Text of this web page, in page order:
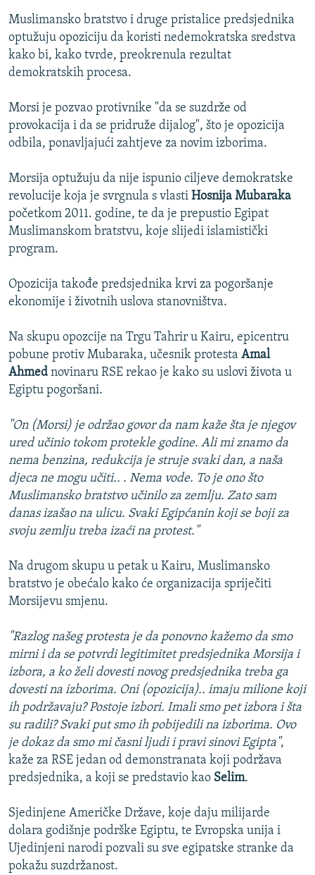
Muslimansko bratstvo i druge pristalice predsjednika
optužuju opoziciju da koristi nedemokratska sredstva
kako bi, kako tvrde, preokrenula rezultat
demokratskih procesa.
Morsi je pozvao protivnike "da se suzdrže od
provokacija i da se pridruže dijalog", što je opozicija
odbila, ponavljajući zahtjeve za novim izborima.
Morsija optužuju da nije ispunio ciljeve demokratske
revolucije koja je svrgnula s vlasti Hosnija Mubaraka
početkom 2011. godine, te da je prepustio Egipat
Muslimanskom bratstvu, koje slijedi islamistički
program.
Opozicija takođe predsjednika krvi za pogoršanje
ekonomije i životnih uslova stanovništva.
Na skupu opozcije na Trgu Tahrir u Kairu, epicentru
pobune protiv Mubaraka, učesnik protesta Amal
Ahmed novinaru RSE rekao je kako su uslovi života u
Egiptu pogoršani.
"On (Morsi) je održao govor da nam kaže šta je njegov
ured učinio tokom protekle godine. Ali mi znamo da
nema benzina, redukcija je struje svaki dan, a naša
djeca ne mogu učiti.. . Nema vode. To je ono što
Muslimansko bratstvo učinilo za zemlju. Zato sam
danas izašao na ulicu. Svaki Egipćanin koji se boji za
svoju zemlju treba izaći na protest."
Na drugom skupu u petak u Kairu, Muslimansko
bratstvo je obećalo kako će organizacija spriječiti
Morsijevu smjenu.
"Razlog našeg protesta je da ponovno kažemo da smo
mirni i da se potvrdi legitimitet predsjednika Morsija i
izbora, a ko želi dovesti novog predsjednika treba ga
dovesti na izborima. Oni (opozicija).. imaju milione koji
ih podržavaju? Postoje izbori. Imali smo pet izbora i šta
su radili? Svaki put smo ih pobijedili na izborima. Ovo
je dokaz da smo mi časni ljudi i pravi sinovi Egipta",
kaže za RSE jedan od demonstranata koji podržava
predsjednika, a koji se predstavio kao Selim.
Sjedinjene Američke Države, koje daju milijarde
dolara godišnje podrške Egiptu, te Evropska unija i
Ujedinjeni narodi pozvali su sve egipatske stranke da
pokažu suzdržanost.